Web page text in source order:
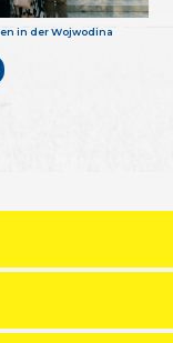
in der Wojwodina